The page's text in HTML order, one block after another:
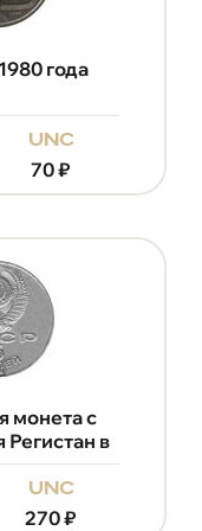
года
unc
70₽
монета с
в
unc
270₽